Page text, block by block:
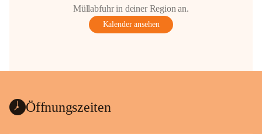
Müllabfuhr in deiner Region an.
Kalender ansehen
Öffnungszeiten